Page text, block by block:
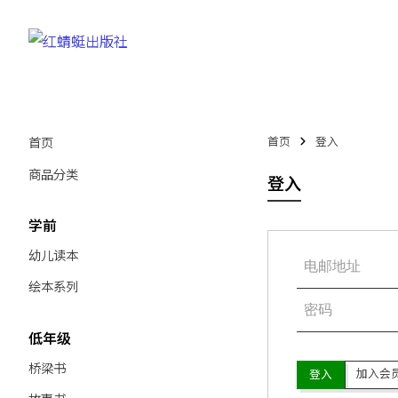
首页
商品分类
学前
幼儿读本
绘本系列
低年级
桥梁书
首页 登入
登入
登入 加入会